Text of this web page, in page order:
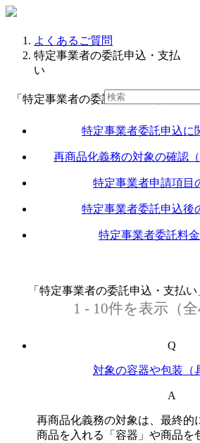
よくあるご質問
特定事業者の委託申込・支払
い
「特定事業者の委託申込・支払い」
特定事業者委託申込に
再商品化義務の対象の確認
特定事業者申請項目
特定事業者委託申込後
特定事業者委託料
「特定事業者の委託申込・支払
1 - 10件を表示（全
Q
対象の容器や包装（
A
再商品化義務の対象は、最終的
商品を入れる「容器」や商品を